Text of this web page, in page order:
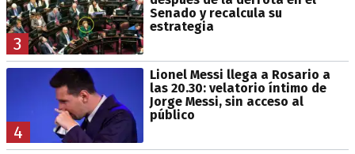
3
Senado y recalcula su
estrategia
4
Lionel Messi llega a Rosario a
las 20.30: velatorio íntimo de
Jorge Messi, sin acceso al
público